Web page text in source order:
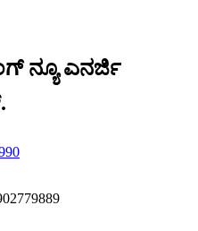
ನ್ಯೂ ಎನರ್ಜಿ